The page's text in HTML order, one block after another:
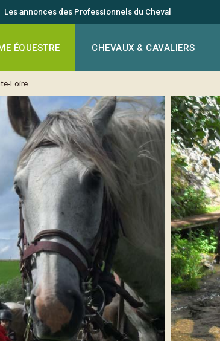
Les annonces des Professionnels du Cheval
ÉQUESTRE CHEVAUX & CAVALIERS
Loire